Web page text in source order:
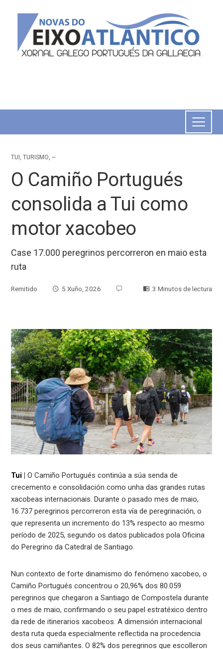
TUI ,TURISMO, ~
O Camiño Portugués
consolida a Tui como
motor xacobeo
Case 17.000 peregrinos percorreron en maio esta
ruta
Remitido 5 Xuño, 2026 3 Minutos de lectura
Tui | O Camiño Portugués continúa a súa senda de
crecemento e consolidación como unha das grandes rutas
xacobeas internacionais. Durante o pasado mes de maio,
16.737 peregrinos percorreron esta vía de peregrinación, o
que representa un incremento do 13% respecto ao mesmo
período de 2025, segundo os datos publicados pola Oficina
do Peregrino da Catedral de Santiago.
Nun contexto de forte dinamismo do fenómeno xacobeo, o
Camiño Portugués concentrou o 20,96% dos 80.059
peregrinos que chegaron a Santiago de Compostela durante
o mes de maio, confirmando o seu papel estratéxico dentro
da rede de itinerarios xacobeos. A dimensión internacional
desta ruta queda especialmente reflectida na procedencia
dos seus camiñantes. O 82% dos peregrinos que escolleron